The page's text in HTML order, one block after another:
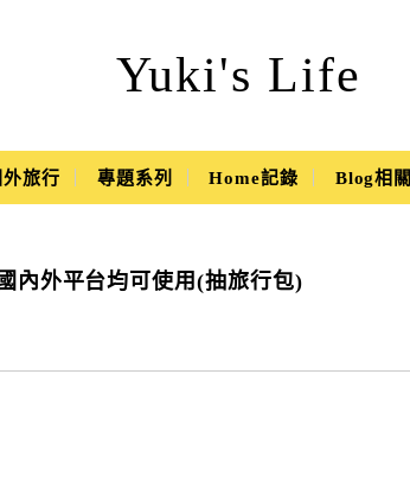
Yuki's Life
外旅行 專題系列 Home記錄 Blog相關
內外平台均可使用(抽旅行包)